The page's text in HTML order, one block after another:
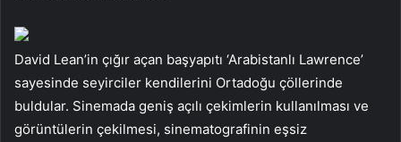
David Lean’in çığır açan başyapıtı ‘Arabistanlı Lawrence’
sayesinde seyirciler kendilerini Ortadoğu çöllerinde
buldular. Sinemada geniş açılı çekimlerin kullanılması ve
görüntülerin çekilmesi, sinematografinin eşsiz